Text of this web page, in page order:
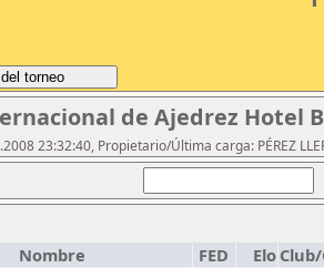
de Ajedrez Hotel
23:32:40, Propietario/Última carga: PÉREZ
Nombre FED Elo